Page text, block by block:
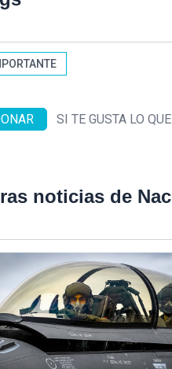
SI TE GUSTA LO
noticias de